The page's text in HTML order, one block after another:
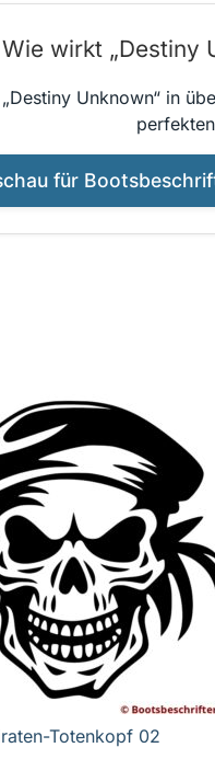
Wie wirkt „Destiny
Unknown“ in
für
Totenkopf 02